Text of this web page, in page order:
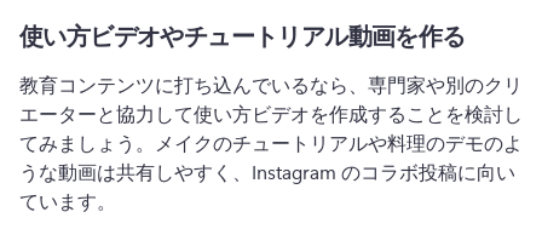
使い方ビデオやチュートリアル動画を作る
教育コンテンツに打ち込んでいるなら、専門家や別のクリ
エーターと協力して使い方ビデオを作成することを検討し
てみましょう。 メイクのチュートリアルや料理のデモのよ
うな動画は共有しやすく、Instagram のコラボ投稿に向い
ています。